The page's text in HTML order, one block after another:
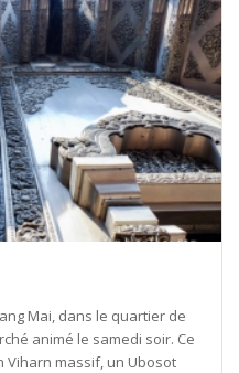
Mai, dans le quartier de
animé le samedi soir. Ce
massif, un Ubosot